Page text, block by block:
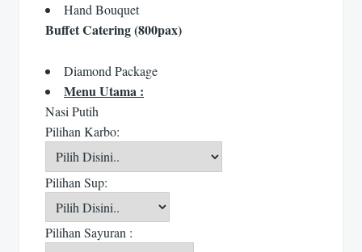
Hand Bouquet
Buffet Catering (800pax)
Diamond Package
Menu Utama :
Nasi Putih
Pilihan Karbo:
Pilihan Sup:
Pilihan Sayuran :